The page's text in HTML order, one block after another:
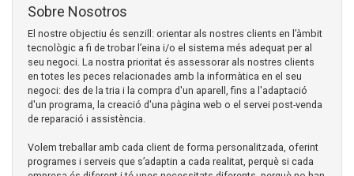
Sobre Nosotros
El nostre objectiu és senzill: orientar als nostres clients en l’àmbit
tecnològic a fi de trobar l’eina i/o el sistema més adequat per al
seu negoci. La nostra prioritat és assessorar als nostres clients
en totes les peces relacionades amb la informàtica en el seu
negoci: des de la tria i la compra d'un aparell, fins a l'adaptació
d'un programa, la creació d'una pàgina web o el servei post-venda
de reparació i assistència.
Volem treballar amb cada client de forma personalitzada, oferint
programes i serveis que s’adaptin a cada realitat, perquè si cada